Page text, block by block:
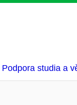
Podpora studia a